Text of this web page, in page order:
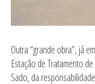
Outra “grande obra”, já
Estação de Tratamento
Sado, da